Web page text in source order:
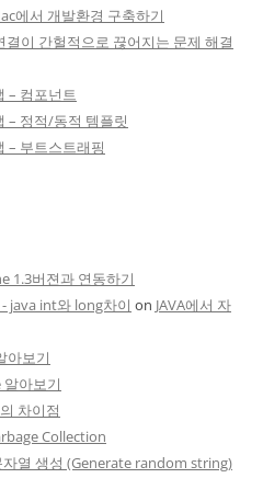
에서 개발환경 구축하기
이 간헐적으로 끊어지는 문제 해결
– 컴포넌트
– 정적/동적 템플릿
– 부트스트래핑
1.3버젼과 연동하기
java int와 long차이 on JAVA에서 자
아보기
아보기
차이점
Collection
자열 생성 (Generate random string)